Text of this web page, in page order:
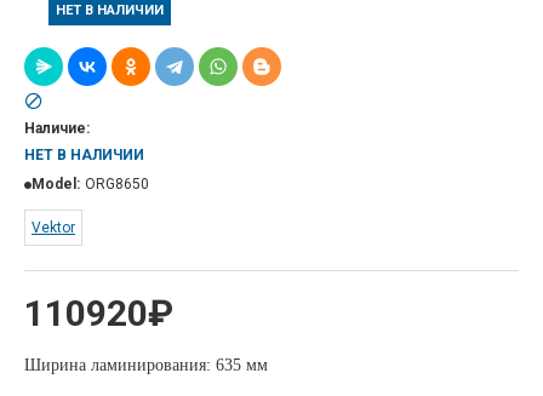
НЕТ В НАЛИЧИИ
110920₽
Наличие:
НЕТ В НАЛИЧИИ
Model: ORG8650
Vektor
Ширина ламинирования: 635 мм